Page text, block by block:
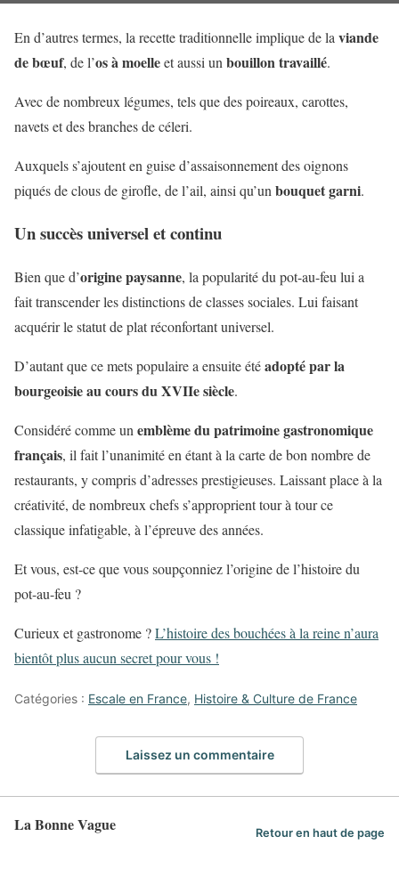
En d’autres termes, la recette traditionnelle implique de la viande
de bœuf, de l’os à moelleet aussi un bouillon travaillé.
Avec de nombreux légumes, tels que des poireaux, carottes,
navets et des branches de céleri.
Auxquels s’ajoutent en guise d’assaisonnement des oignons
piqués de clous de girofle, de l’ail, ainsi qu’un bouquet garni.
Un succès universel et continu
Bien que d’origine paysanne, la popularité du pot-au-feu lui a
fait transcender les distinctions de classes sociales. Lui faisant
acquérir le statut de plat réconfortant universel.
D’autant que ce mets populaire a ensuite étéadopté par la
bourgeoisie au cours du XVIIe siècle.
Considéré comme un emblème du patrimoine gastronomique
français, il fait l’unanimité en étant à la carte de bon nombre de
restaurants, y compris d’adresses prestigieuses. Laissant place à la
créativité, de nombreux chefs s’approprient tour à tour ce
classique infatigable, à l’épreuve des années.
Et vous, est-ce que vous soupçonniez l’origine de l’histoire du
pot-au-feu ?
Curieux et gastronome ?L’histoire des bouchées à la reine n’aura
bientôt plus aucun secret pour vous !
Catégories : Escale en France, Histoire & Culture de France
Laissez un commentaire
La Bonne Vague Retour en haut de page